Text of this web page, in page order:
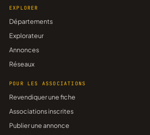
EXPLORER
Départements
Explorateur
Annonces
Réseaux
POUR LES ASSOCIATIONS
Revendiquer une fiche
Associations inscrites
Publier une annonce